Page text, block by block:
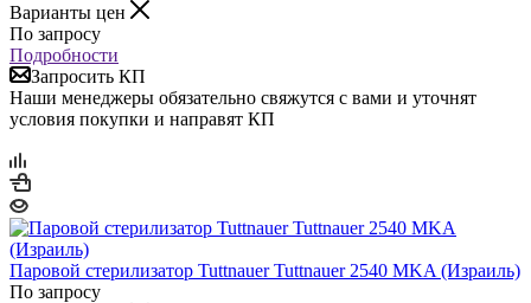
Варианты цен
По запросу
Подробности
Запросить КП
Наши менеджеры обязательно свяжутся с вами и уточнят
условия покупки и направят КП
Паровой стерилизатор Tuttnauer Tuttnauer 2540 MKA (Израиль)
По запросу